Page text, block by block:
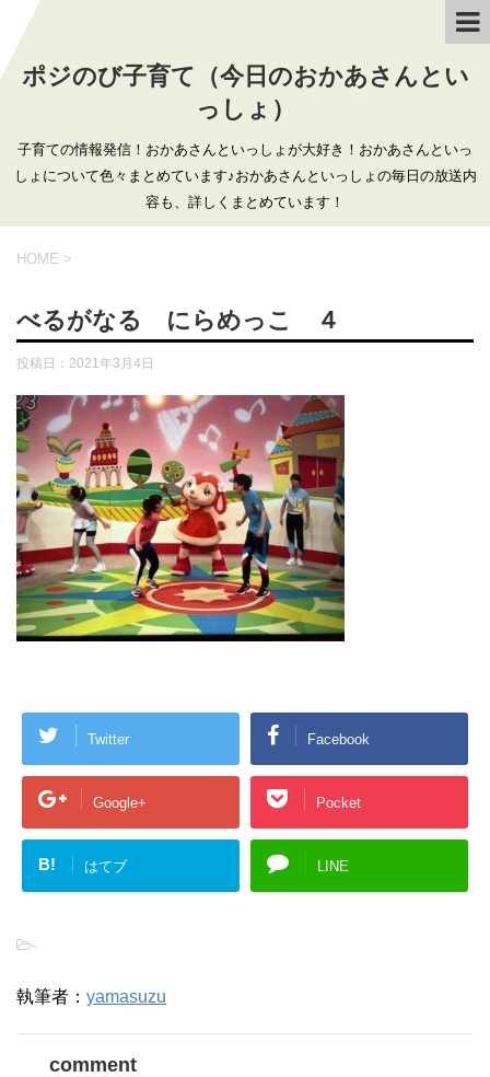
ポジのび子育て（今日のおかあさんとい
っしょ）
子育ての情報発信！おかあさんといっしょが大好き！おかあさんといっ
しょについて色々まとめています♪おかあさんといっしょの毎日の放送内
容も、詳しくまとめています！
HOME >
べるがなる にらめっこ ４
投稿日： 2021年3月4日
Twitter Facebook
Google+ Pocket
B! はてブ LINE
-
執筆者： yamasuzu
comment